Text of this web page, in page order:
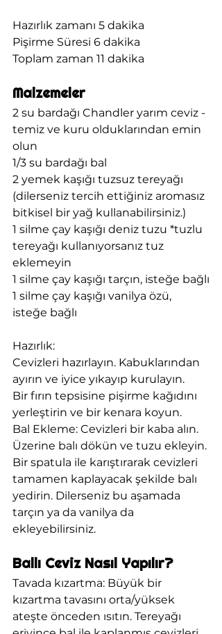
Hazırlık zamanı 5 dakika
Pişirme Süresi 6 dakika
Toplam zaman 11 dakika
Malzemeler
2 su bardağı Chandler yarım ceviz -
temiz ve kuru olduklarından emin
olun
1/3 su bardağı bal
​2 yemek kaşığı tuzsuz tereyağı
(dilerseniz tercih ettiğiniz aromasız
bitkisel bir yağ kullanabilirsiniz.)
1 silme çay kaşığı deniz tuzu *tuzlu
tereyağı kullanıyorsanız tuz
eklemeyin
1 silme çay kaşığı tarçın, isteğe bağlı
1 silme çay kaşığı vanilya özü,
isteğe bağlı
Hazırlık:
Cevizleri hazırlayın. Kabuklarından
ayırın ve iyice yıkayıp kurulayın.
Bir fırın tepsisine pişirme kağıdını
yerleştirin ve bir kenara koyun.
Bal Ekleme: Cevizleri bir kaba alın.
Üzerine balı dökün ve tuzu ekleyin.
Bir spatula ile karıştırarak cevizleri
tamamen kaplayacak şekilde balı
yedirin. Dilerseniz bu aşamada
tarçın ya da vanilya da
ekleyebilirsiniz.
Ballı Ceviz Nasıl Yapılır?
Tavada kızartma: Büyük bir
kızartma tavasını orta/yüksek
ateşte önceden ısıtın. Tereyağı